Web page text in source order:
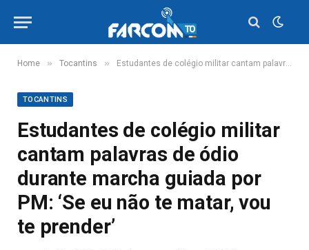
Home » Tocantins » Estudantes de colégio militar cantam palavras de ódio durante marcha guiada por PM: ‘Se eu não te matar, vou te prender’
TOCANTINS
Estudantes de colégio militar
cantam palavras de ódio
durante marcha guiada por
PM: ‘Se eu não te matar, vou
te prender’